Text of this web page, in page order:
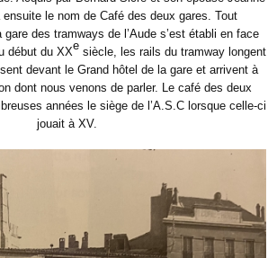
le nom de Café des deux gares. Tout
des tramways de l’Aude s’est établi en face
début du XXe siècle, les rails du tramway longent
devant le Grand hôtel de la gare et arrivent à
dont nous venons de parler. Le café des deux
années le siège de l’A.S.C lorsque celle-ci
jouait à XV.